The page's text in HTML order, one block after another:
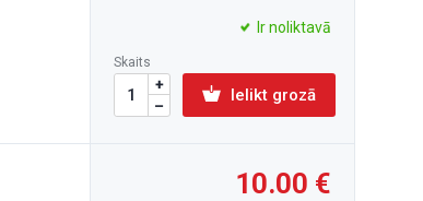
Ir noliktavā
Skaits
Ielikt grozā
10.00